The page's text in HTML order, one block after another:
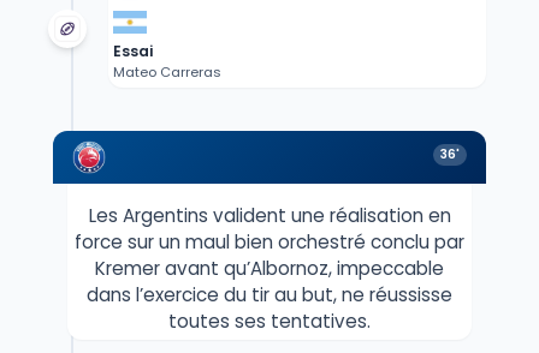
Essai
Mateo Carreras
36'
Les Argentins valident une réalisation en
force sur un maul bien orchestré conclu par
Kremer avant qu’Albornoz, impeccable
dans l’exercice du tir au but, ne réussisse
toutes ses tentatives.